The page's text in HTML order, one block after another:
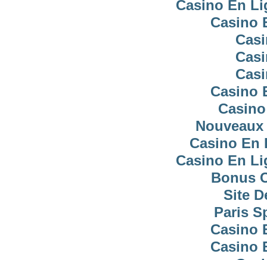
Casino En
Casino
Casino
Casino En
Casino En
Bonus
Site
Paris
Casino
Casino